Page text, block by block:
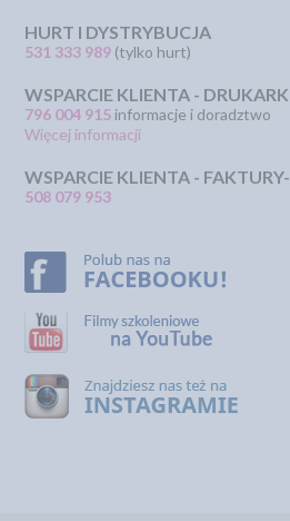
HURT I DYSTRYBUCJA
531 333 989 (tylko hurt)
WSPARCIE KLIENTA -
796 004 915 informacje i doradztwo
Więcej informacji
WSPARCIE KLIENTA -
508 079 953